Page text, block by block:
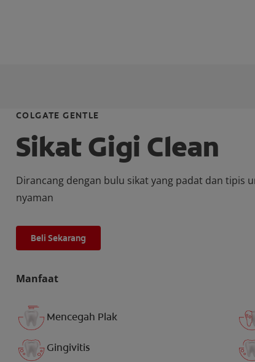
COLGATE GENTLE
Sikat Gigi Clean
Dirancang dengan bulu sikat yang padat dan tipis
nyaman
Beli Sekarang
Manfaat
Mencegah Plak
Gingivitis